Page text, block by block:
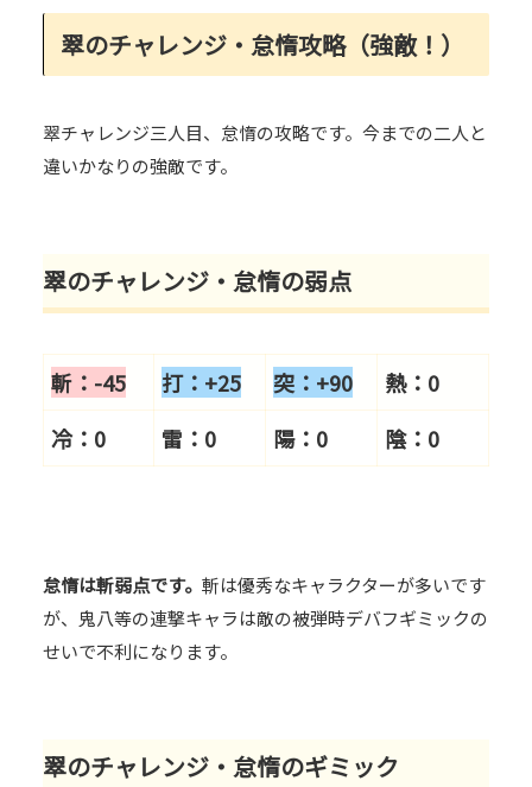
翠のチャレンジ・怠惰攻略（強敵！）
翠チャレンジ三人目、怠惰の攻略です。今までの二人と
違いかなりの強敵です。
翠のチャレンジ・怠惰の弱点
斬：-45 打：+25 突：+90
熱：0
冷：0
雷：0 陽：0 陰：0
怠惰は斬弱点です。 斬は優秀なキャラクターが多いです
が、鬼八等の連撃キャラは敵の被弾時デバフギミックの
せいで不利になります。
翠のチャレンジ・怠惰のギミック